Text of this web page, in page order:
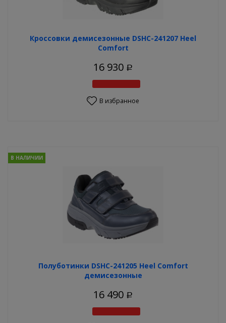
Кроссовки демисезонные DSHC-241207 Heel
Comfort
16 930 Р
В избранное
Полуботинки DSHC-241205 Heel Comfort
демисезонные
В НАЛИЧИИ
16 490 Р